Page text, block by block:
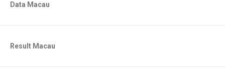
Data Macau
Result Macau